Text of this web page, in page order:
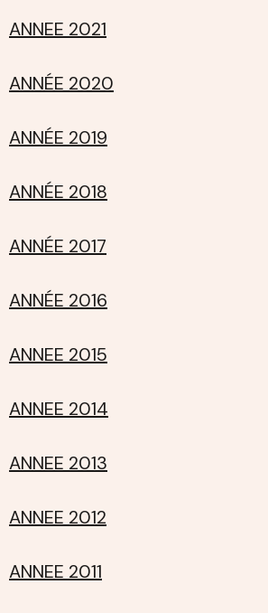
ANNEE 2021
ANNÉE 2020
ANNÉE 2019
ANNÉE 2018
ANNÉE 2017
ANNÉE 2016
ANNEE 2015
ANNEE 2014
ANNEE 2013
ANNEE 2012
ANNEE 2011